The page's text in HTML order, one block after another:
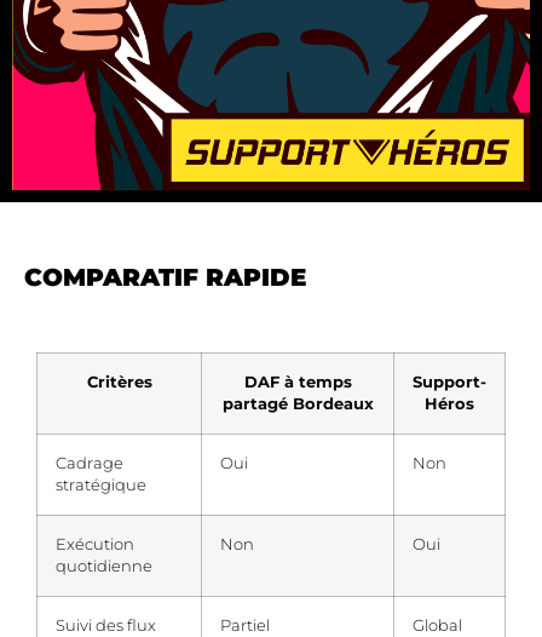
COMPARATIF RAPIDE
Critères
DAF à temps
partagé Bordeaux
Support-
Héros
Cadrage
stratégique
Oui Non
Exécution
quotidienne
Non Oui
Suivi des flux Partiel Global